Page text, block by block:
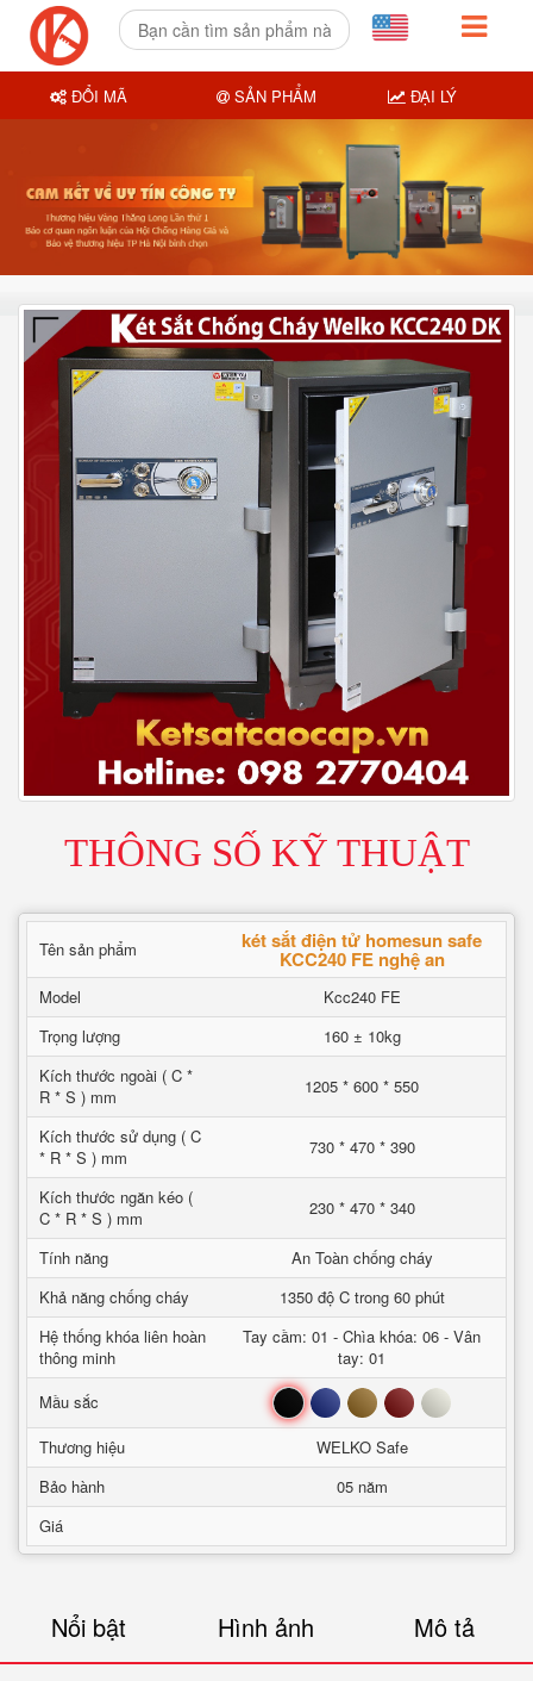
THÔNG SỐ KỸ THUẬT
Tên sản phẩm két sắt điện tử homesun safe
KCC240 FE nghệ an
Model
Kcc240 FE
Trọng lượng
160 ± 10kg
Kích thước ngoài ( C *
R * S ) mm
1205 * 600 * 550
Kích thước sử dụng ( C
* R * S ) mm
730 * 470 * 390
Kích thước ngăn kéo (
C * R * S ) mm
230 * 470 * 340
Tính năng
An Toàn chống cháy
Khả năng chống cháy
1350 độ C trong 60 phút
Hệ thống khóa liên hoàn
thông minh
Tay cầm: 01 - Chìa khóa: 06 - Vân
tay: 01
Mầu sắc
Đen Xanh Nâu Đỏ Trắng
Thương hiệu
WELKO Safe
Bảo hành
05 năm
Giá
Nổi bật Hình ảnh Mô tả
ĐỔI MÃ SẢN PHẨM ĐẠI LÝ